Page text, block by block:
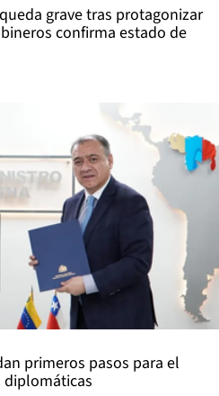
grave tras protagonizar
confirma estado de
primeros pasos para el
diplomáticas